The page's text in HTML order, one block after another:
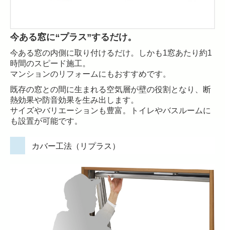
今ある窓に“プラス”するだけ。
今ある窓の内側に取り付けるだけ。しかも1窓あたり約1
時間のスピード施工。
マンションのリフォームにもおすすめです。
既存の窓との間に生まれる空気層が壁の役割となり、断
熱効果や防音効果を生み出します。
サイズやバリエーションも豊富。トイレやバスルームに
も設置が可能です。
カバー工法（リプラス）